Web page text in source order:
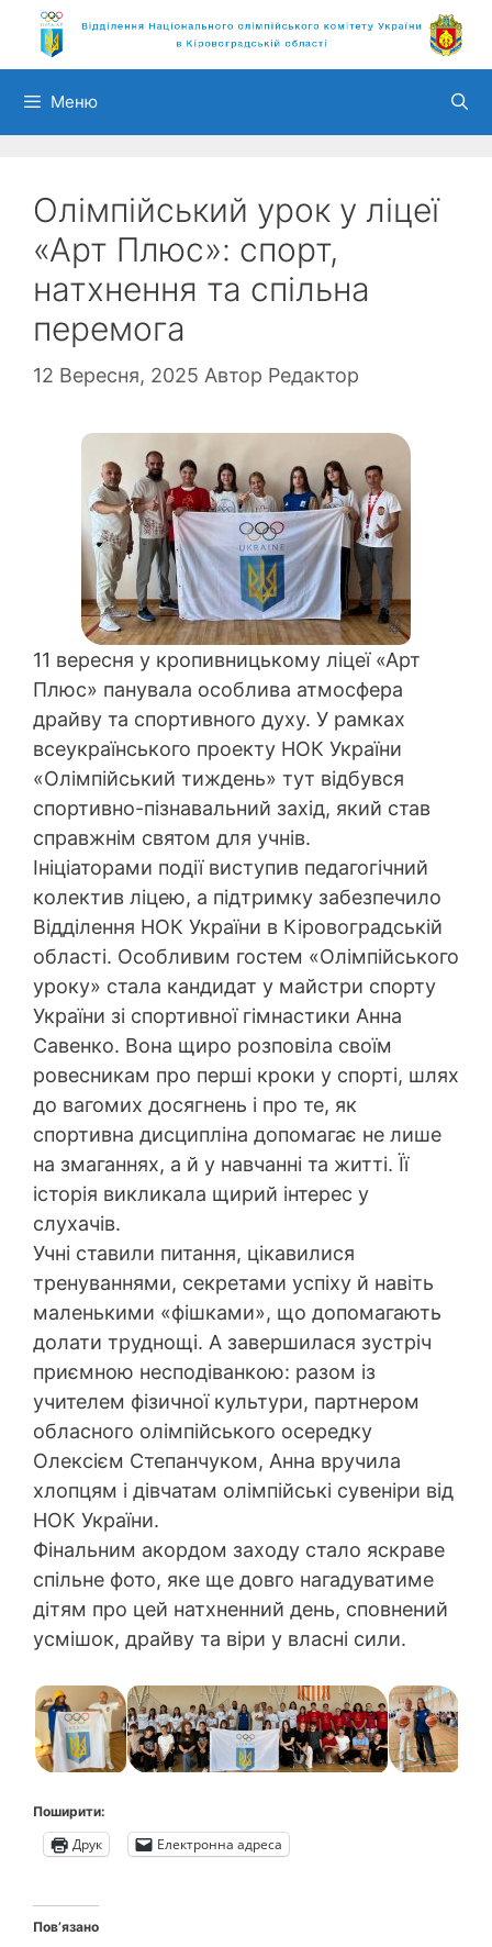
Перейти
вмісту
Меню
Олімпійський урок у ліцеї
«Арт Плюс»: спорт,
натхнення та спільна
перемога
12 Вересня, 2025 Автор Редактор
11 вересня у кропивницькому ліцеї «Арт
Плюс» панувала особлива атмосфера
драйву та спортивного духу. У рамках
всеукраїнського проекту НОК України
«Олімпійський тиждень» тут відбувся
спортивно-пізнавальний захід, який став
справжнім святом для учнів.
Ініціаторами події виступив педагогічний
колектив ліцею, а підтримку забезпечило
Відділення НОК України в Кіровоградській
області. Особливим гостем «Олімпійського
уроку» стала кандидат у майстри спорту
України зі спортивної гімнастики Анна
Савенко. Вона щиро розповіла своїм
ровесникам про перші кроки у спорті, шлях
до вагомих досягнень і про те, як
спортивна дисципліна допомагає не лише
на змаганнях, а й у навчанні та житті. Її
історія викликала щирий інтерес у
слухачів.
Учні ставили питання, цікавилися
тренуваннями, секретами успіху й навіть
маленькими «фішками», що допомагають
долати труднощі. А завершилася зустріч
приємною несподіванкою: разом із
учителем фізичної культури, партнером
обласного олімпійського осередку
Олексієм Степанчуком, Анна вручила
хлопцям і дівчатам олімпійські сувеніри від
НОК України.
Фінальним акордом заходу стало яскраве
спільне фото, яке ще довго нагадуватиме
дітям про цей натхненний день, сповнений
усмішок, драйву та віри у власні сили.
Поширити:
Друк Електронна адреса
Пов’язано